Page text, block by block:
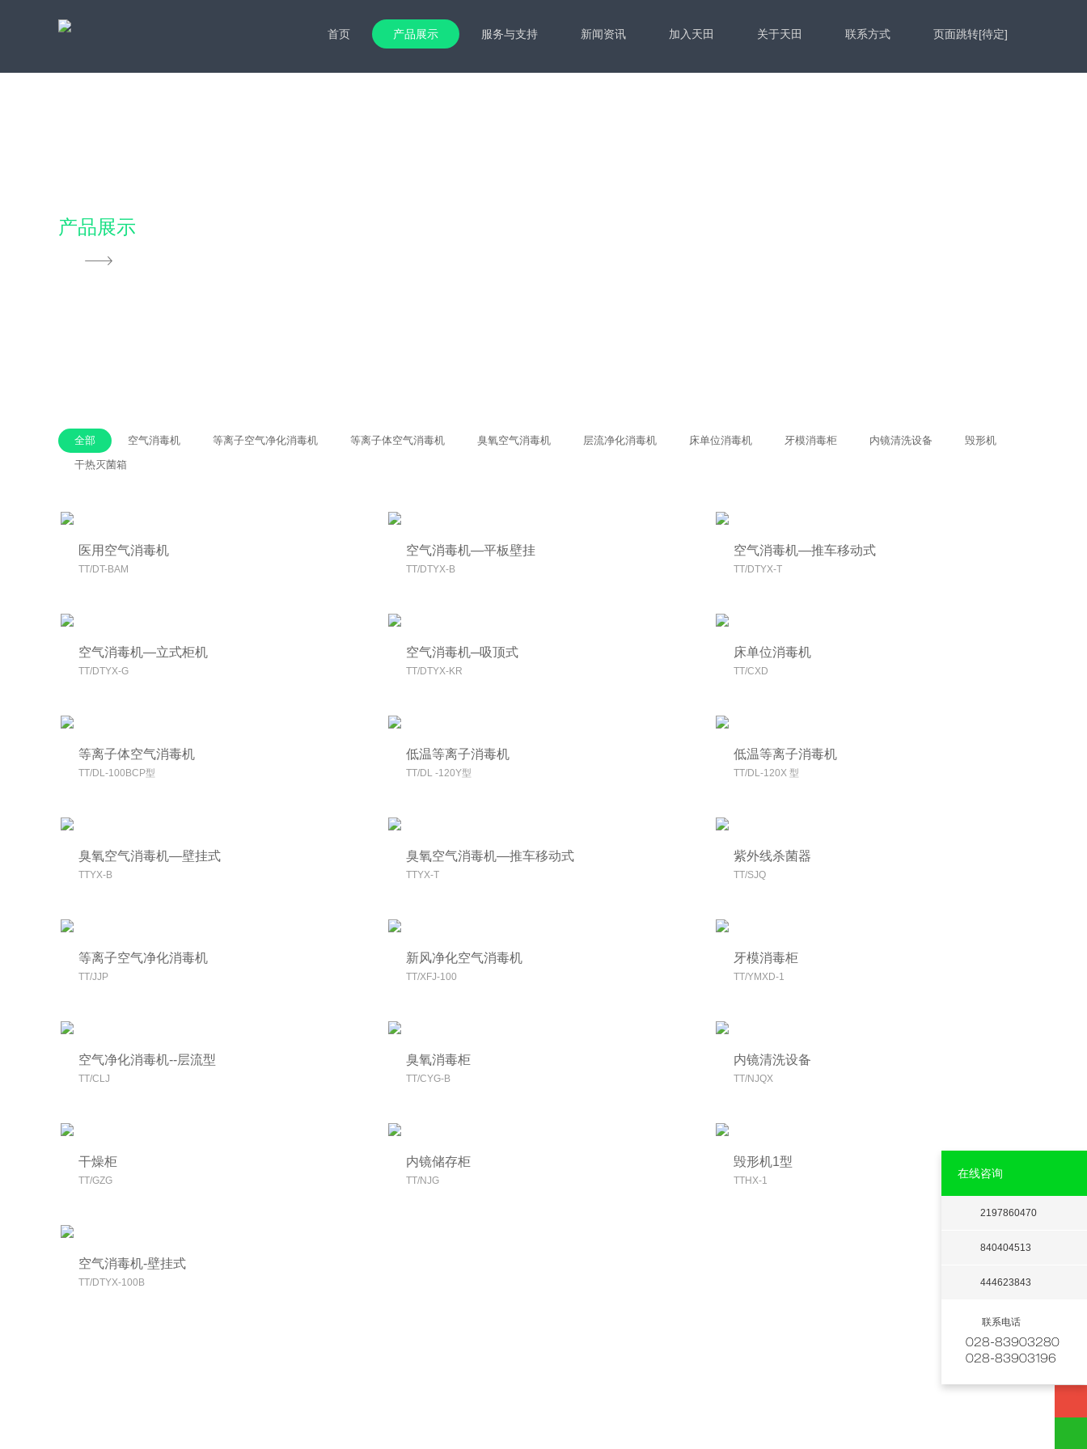
首页 产品展示 服务与支持 新闻资讯 加入天田 关于天田 联系方式 页面跳转[待定]
产品展示
全部 空气消毒机 等离子空气净化消毒机 等离子体空气消毒机 臭氧空气消毒机 层流净化消毒机 床单位消毒机 牙模消毒柜 内镜清洗设备
毁形机
干热灭菌箱
医用空气消毒机
TT/DT-BAM
空气消毒机—平板壁挂
TT/DTYX-B
空气消毒机—推车移动式
TT/DTYX-T
空气消毒机—立式柜机
TT/DTYX-G
空气消毒机─吸顶式
TT/DTYX-KR
床单位消毒机
TT/CXD
等离子体空气消毒机
TT/DL-100BCP型
低温等离子消毒机
TT/DL -120Y型
低温等离子消毒机
TT/DL-120X 型
臭氧空气消毒机—壁挂式
TTYX-B
臭氧空气消毒机—推车移动式
TTYX-T
紫外线杀菌器
TT/SJQ
等离子空气净化消毒机
TT/JJP
新风净化空气消毒机
TT/XFJ-100
牙模消毒柜
TT/YMXD-1
空气净化消毒机--层流型
TT/CLJ
臭氧消毒柜
TT/CYG-B
内镜清洗设备
TT/NJQX
干燥柜
TT/GZG
内镜储存柜
TT/NJG
毁形机1型
TTHX-1
空气消毒机-壁挂式
TT/DTYX-100B
在线咨询
2197860470
840404513
444623843
联系电话
028-83903280
028-83903196